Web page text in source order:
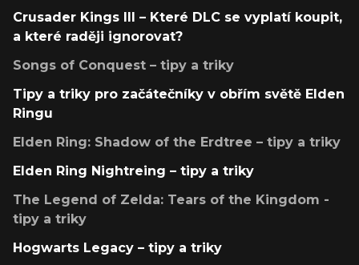
Crusader Kings III – Které DLC se vyplatí koupit,
a které raději ignorovat?
Songs of Conquest – tipy a triky
Tipy a triky pro začátečníky v obřím světě Elden
Ringu
Elden Ring: Shadow of the Erdtree – tipy a triky
Elden Ring Nightreing – tipy a triky
The Legend of Zelda: Tears of the Kingdom -
tipy a triky
Hogwarts Legacy – tipy a triky